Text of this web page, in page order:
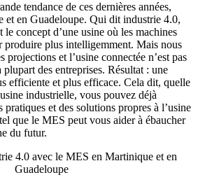
tendance de ces dernières années,
et en Guadeloupe. Qui dit industrie 4.0,
le concept d’une usine où les machines
produire plus intelligemment. Mais nous
projections et l’usine connectée n’est pas
des entreprises. Résultat : une
efficiente et plus efficace. Cela dit, quelle
industrielle, vous pouvez déjà
pratiques et des solutions propres à l’usine
que le MES peut vous aider à ébaucher
du futur.